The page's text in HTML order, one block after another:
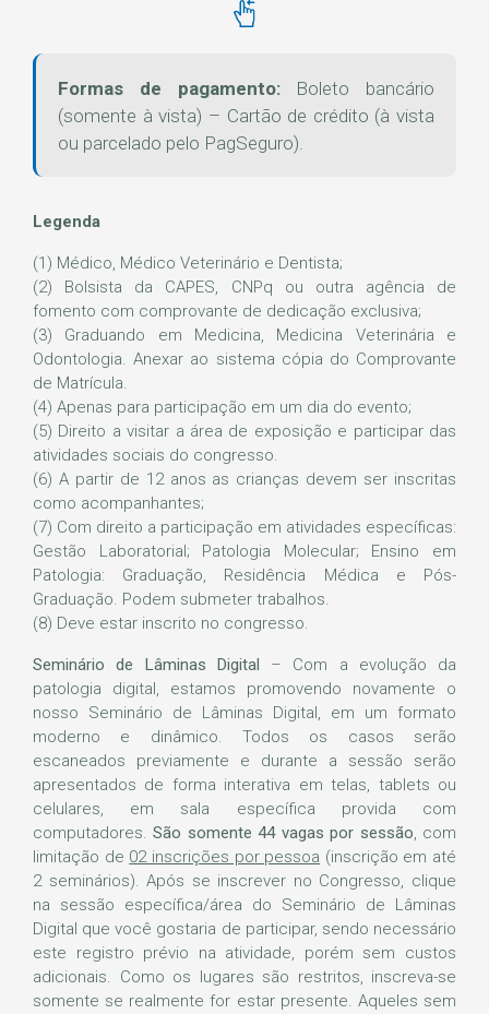
Formas de pagamento: Boleto bancário
(somente à vista) – Cartão de crédito (à vista
ou parcelado pelo PagSeguro).
Legenda
(1) Médico, Médico Veterinário e Dentista;
(2) Bolsista da CAPES, CNPq ou outra agência de
fomento com comprovante de dedicação exclusiva;
(3) Graduando em Medicina, Medicina Veterinária e
Odontologia. Anexar ao sistema cópia do Comprovante
de Matrícula.
(4) Apenas para participação em um dia do evento;
(5) Direito a visitar a área de exposição e participar das
atividades sociais do congresso.
(6) A partir de 12 anos as crianças devem ser inscritas
como acompanhantes;
(7) Com direito a participação em atividades específicas:
Gestão Laboratorial; Patologia Molecular; Ensino em
Patologia: Graduação, Residência Médica e Pós-
Graduação. Podem submeter trabalhos.
(8) Deve estar inscrito no congresso.
Seminário de Lâminas Digital – Com a evolução da
patologia digital, estamos promovendo novamente o
nosso Seminário de Lâminas Digital, em um formato
moderno e dinâmico. Todos os casos serão
escaneados previamente e durante a sessão serão
apresentados de forma interativa em telas, tablets ou
celulares, em sala específica provida com
computadores.São somente 44 vagas por sessão, com
limitação de 02 inscrições por pessoa (inscrição em até
2 seminários). Após se inscrever no Congresso, clique
na sessão específica/área do Seminário de Lâminas
Digital que você gostaria de participar, sendo necessário
este registro prévio na atividade, porém sem custos
adicionais. Como os lugares são restritos, inscreva-se
somente se realmente for estar presente. Aqueles sem